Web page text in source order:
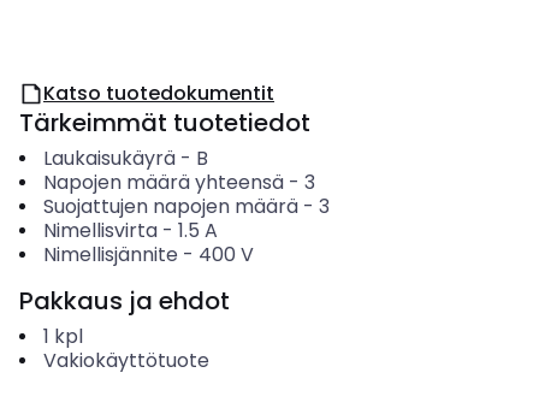
Katso tuotedokumentit
Tärkeimmät tuotetiedot
Laukaisukäyrä- B
Napojen määrä yhteensä- 3
Suojattujen napojen määrä- 3
Nimellisvirta- 1.5 A
Nimellisjännite - 400 V
Pakkaus ja ehdot
1 kpl
Vakiokäyttötuote